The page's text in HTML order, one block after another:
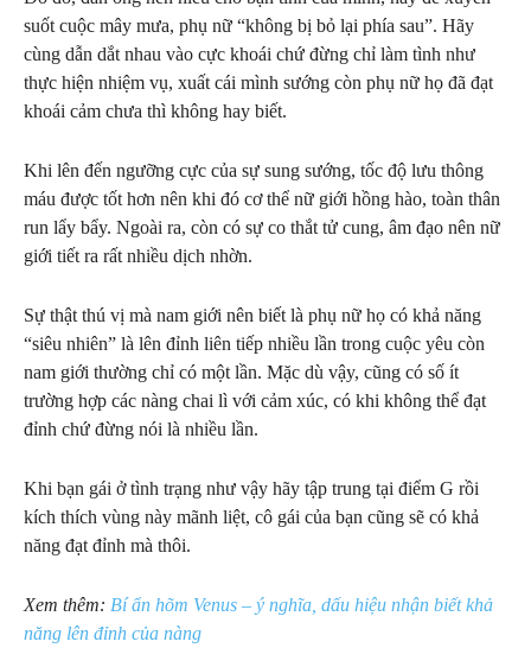
suốt cuộc mây mưa, phụ nữ “không bị bỏ lại phía sau”. Hãy
cùng dẫn dắt nhau vào cực khoái chứ đừng chỉ làm tình như
thực hiện nhiệm vụ, xuất cái mình sướng còn phụ nữ họ đã đạt
khoái cảm chưa thì không hay biết.
Khi lên đến ngưỡng cực của sự sung sướng, tốc độ lưu thông
máu được tốt hơn nên khi đó cơ thể nữ giới hồng hào, toàn thân
run lẩy bẩy. Ngoài ra, còn có sự co thắt tử cung, âm đạo nên nữ
giới tiết ra rất nhiều dịch nhờn.
Sự thật thú vị mà nam giới nên biết là phụ nữ họ có khả năng
“siêu nhiên” là lên đỉnh liên tiếp nhiều lần trong cuộc yêu còn
nam giới thường chỉ có một lần. Mặc dù vậy, cũng có số ít
trường hợp các nàng chai lì với cảm xúc, có khi không thể đạt
đỉnh chứ đừng nói là nhiều lần.
Khi bạn gái ở tình trạng như vậy hãy tập trung tại điểm G rồi
kích thích vùng này mãnh liệt, cô gái của bạn cũng sẽ có khả
năng đạt đỉnh mà thôi.
Xem thêm: Bí ẩn hõm Venus – ý nghĩa, dấu hiệu nhận biết khả
năng lên đỉnh của nàng